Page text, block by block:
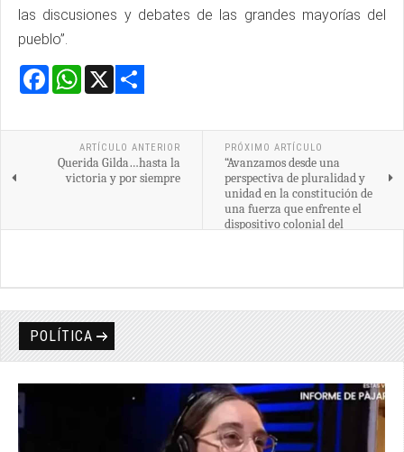
las discusiones y debates de las grandes mayorías del
pueblo”.
Facebook
WhatsApp
ARTÍCULO ANTERIOR
Querida Gilda…hasta la
victoria y por siempre
PRÓXIMO ARTÍCULO
“Avanzamos desde una
perspectiva de pluralidad y
unidad en la constitución de
una fuerza que enfrente el
dispositivo colonial del
POLÍTICA